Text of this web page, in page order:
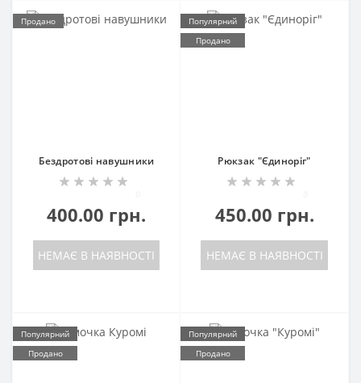
Продано
Бездротові навушники
400.00 грн.
НЕМАЄ В НАЯВНОСТІ
Популярний
Продано
Рюкзак "Єдиноріг"
450.00 грн.
НЕМАЄ В НАЯВНОСТІ
Популярний
Продано
Популярний
Продано